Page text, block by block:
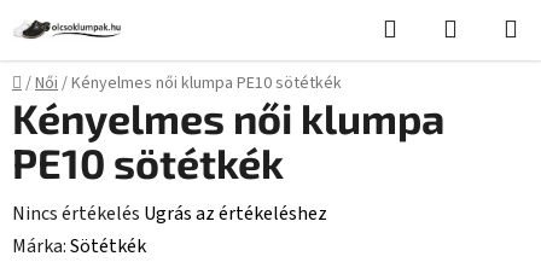
fő
tartalomhoz
Keresés KOSÁR
Kezdőlap
/Női/Kényelmes női klumpa PE10 sötétkék
Kényelmes női klumpa
PE10 sötétkék
A
termék
Nincs értékelés Ugrás az értékeléshez
Márka:Sötétkék